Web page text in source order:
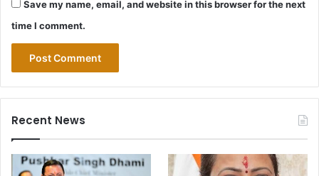
Save my name, email, and website in this browser for the next
time I comment.
Recent News